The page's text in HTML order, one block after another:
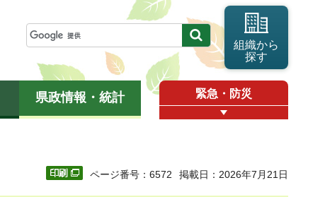
組織から
探す
県政情報・統計 緊急・防災
ページ番号：6572 掲載日：2026年7月21日